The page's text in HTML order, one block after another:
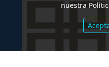
nuestra